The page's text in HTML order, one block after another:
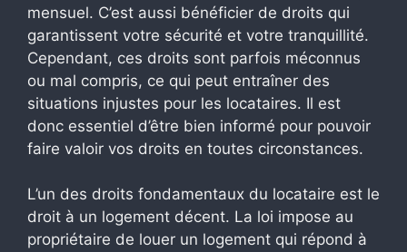
mensuel. C’est aussi bénéficier de droits qui
garantissent votre sécurité et votre tranquillité.
Cependant, ces droits sont parfois méconnus
ou mal compris, ce qui peut entraîner des
situations injustes pour les locataires. Il est
donc essentiel d’être bien informé pour pouvoir
faire valoir vos droits en toutes circonstances.
L’un des droits fondamentaux du locataire est le
droit à un logement décent. La loi impose au
propriétaire de louer un logement qui répond à